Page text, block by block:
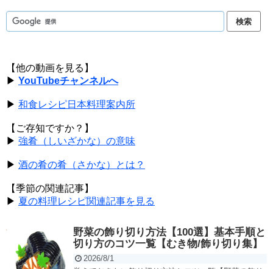
【他の動画を見る】
▶ YouTubeチャンネルへ
▶ 和食レシピ日本料理案内所
【ご存知ですか？】
▶ 強肴（しいざかな）の意味
▶ 酒の肴の肴（さかな）とは？
【季節の関連記事】
▶ 夏の料理レシピ関連記事を見る
野菜の飾り切り方法【100選】基本手順と
切り方のコツ一覧【むき物/飾り切り集】
2026/8/1